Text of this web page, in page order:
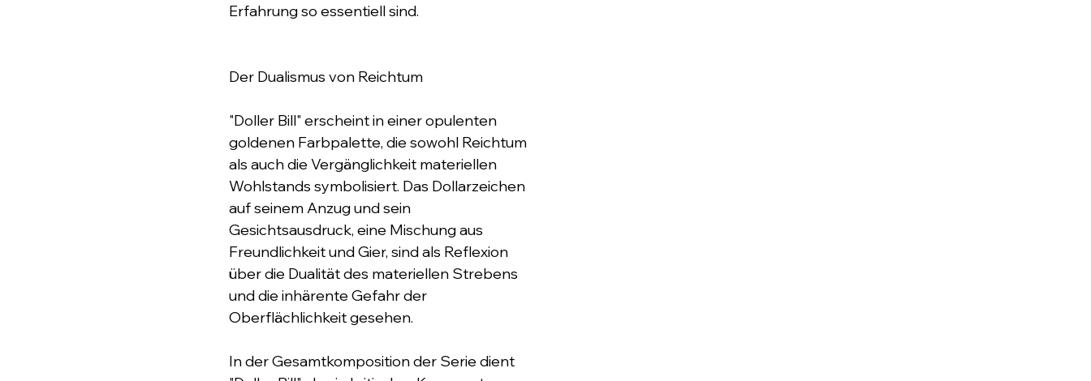
Erfahrung so essentiell sind.
Der Dualismus von Reichtum
"Doller Bill" erscheint in einer opulenten
goldenen Farbpalette, die sowohl Reichtum
als auch die Vergänglichkeit materiellen
Wohlstands symbolisiert. Das Dollarzeichen
auf seinem Anzug und sein
Gesichtsausdruck, eine Mischung aus
Freundlichkeit und Gier, sind als Reflexion
über die Dualität des materiellen Strebens
und die inhärente Gefahr der
Oberflächlichkeit gesehen.
In der Gesamtkomposition der Serie dient